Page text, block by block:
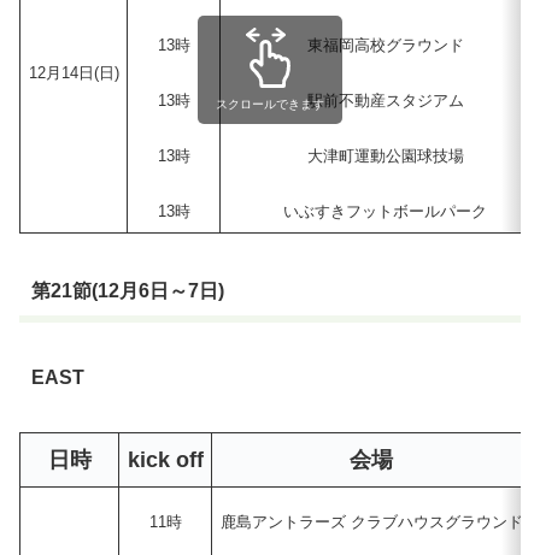
12月14日(日)
13時
13時
13時
13時
東福岡高校グラウンド
駅前不動産スタジアム
大津町運動公園球技場
いぶすきフットボールパーク
スクロールできます
第21節(12月6日～7日)
EAST
日時 kick off 会場
11時 鹿島アントラーズ クラブハウスグラウンド